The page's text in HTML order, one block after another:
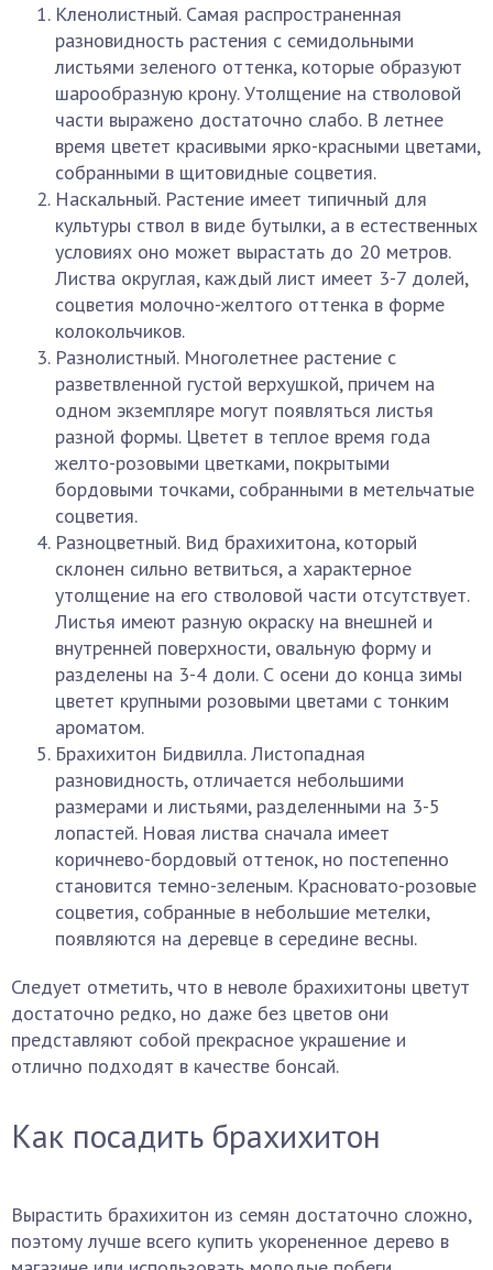
Кленолистный. Самая распространенная
разновидность растения с семидольными
листьями зеленого оттенка, которые образуют
шарообразную крону. Утолщение на стволовой
части выражено достаточно слабо. В летнее
время цветет красивыми ярко-красными цветами,
собранными в щитовидные соцветия.
Наскальный. Растение имеет типичный для
культуры ствол в виде бутылки, а в естественных
условиях оно может вырастать до 20 метров.
Листва округлая, каждый лист имеет 3-7 долей,
соцветия молочно-желтого оттенка в форме
колокольчиков.
Разнолистный. Многолетнее растение с
разветвленной густой верхушкой, причем на
одном экземпляре могут появляться листья
разной формы. Цветет в теплое время года
желто-розовыми цветками, покрытыми
бордовыми точками, собранными в метельчатые
соцветия.
Разноцветный. Вид брахихитона, который
склонен сильно ветвиться, а характерное
утолщение на его стволовой части отсутствует.
Листья имеют разную окраску на внешней и
внутренней поверхности, овальную форму и
разделены на 3-4 доли. С осени до конца зимы
цветет крупными розовыми цветами с тонким
ароматом.
Брахихитон Бидвилла. Листопадная
разновидность, отличается небольшими
размерами и листьями, разделенными на 3-5
лопастей. Новая листва сначала имеет
коричнево-бордовый оттенок, но постепенно
становится темно-зеленым. Красновато-розовые
соцветия, собранные в небольшие метелки,
появляются на деревце в середине весны.
Следует отметить, что в неволе брахихитоны цветут
достаточно редко, но даже без цветов они
представляют собой прекрасное украшение и
отлично подходят в качестве бонсай.
Как посадить брахихитон
Вырастить брахихитон из семян достаточно сложно,
поэтому лучше всего купить укорененное дерево в